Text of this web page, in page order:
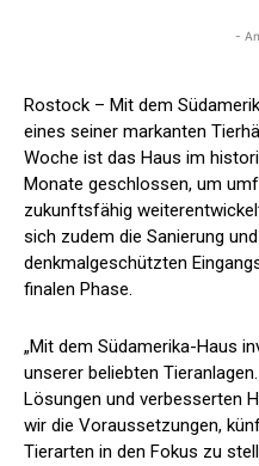
-
Rostock – Mit dem
eines seiner markanten
Woche ist das Haus im
Monate geschlossen, um
zukunftsfähig
sich zudem die Sanierung
denkmalgeschützten
finalen Phase.
„Mit dem Südamerika-Haus
unserer beliebten
Lösungen und verbesserten
wir die Voraussetzungen,
Tierarten in den Fokus zu